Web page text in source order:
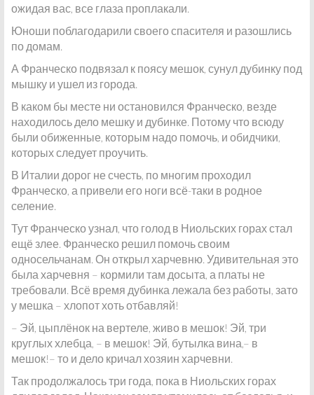
ожидая вас, все глаза проплакали.
Юноши поблагодарили своего спасителя и разошлись
по домам.
А Франческо подвязал к поясу мешок, сунул дубинку под
мышку и ушел из города.
В каком бы месте ни остановился Франческо, везде
находилось дело мешку и дубинке. Потому что всюду
были обиженные, которым надо помочь, и обидчики,
которых следует проучить.
В Италии дорог не счесть, по многим проходил
Франческо, а привели его ноги всё-таки в родное
селение.
Тут Франческо узнал, что голод в Ниольских горах стал
ещё злее. Франческо решил помочь своим
односельчанам. Он открыл харчевню. Удивительная это
была харчевня – кормили там досыта, а платы не
требовали. Всё время дубинка лежала без работы, зато
у мешка – хлопот хоть отбавляй!
– Эй, цыплёнок на вертеле, живо в мешок! Эй, три
круглых хлебца, – в мешок! Эй, бутылка вина,– в
мешок!– то и дело кричал хозяин харчевни.
Так продолжалось три года, пока в Ниольских горах